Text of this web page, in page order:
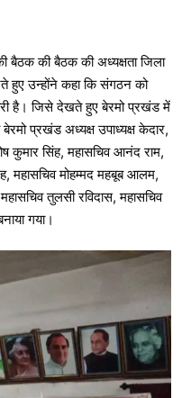
बैठक की बैठक की अध्यक्षता जिला
हुए उन्होंने कहा कि संगठन को
है। जिसे देखते हुए बेरमो प्रखंड में
प्रखंड अध्यक्ष उपाध्यक्ष केदार,
कुमार सिंह, महासचिव आनंद राम,
महासचिव मोहम्मद महबूब आलम,
तुलसी रविदास, महासचिव
गया।